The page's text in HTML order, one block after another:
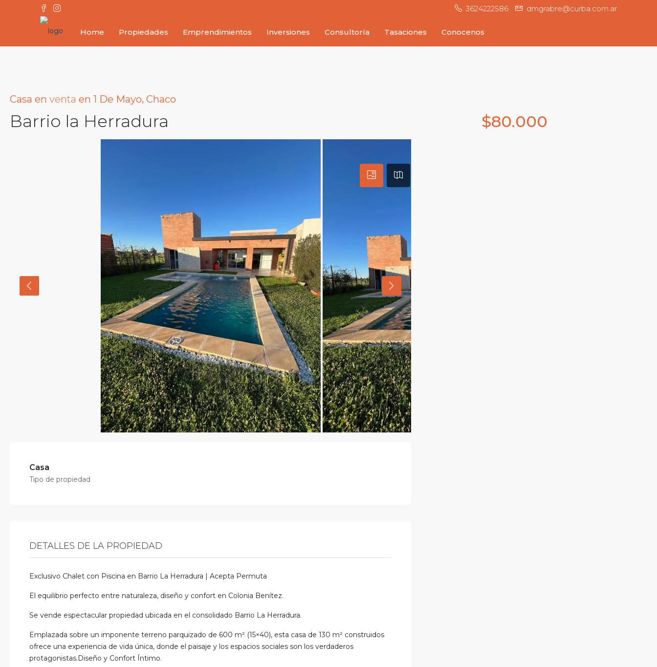
3624222586 dmgrabre@curba.com.ar
Home Propiedades Emprendimientos Inversiones Consultoría Tasaciones Conocenos
Casa en venta en 1 De Mayo, Chaco
Barrio la Herradura $80.000
Casa
Tipo de propiedad
DETALLES DE LA PROPIEDAD
Exclusivo Chalet con Piscina en Barrio La Herradura | Acepta Permuta
El equilibrio perfecto entre naturaleza, diseño y confort en Colonia Benítez.
Se vende espectacular propiedad ubicada en el consolidado Barrio La Herradura.
Emplazada sobre un imponente terreno parquizado de 600 m² (15×40), esta casa de 130 m² construidos
ofrece una experiencia de vida única, donde el paisaje y los espacios sociales son los verdaderos
protagonistas.Diseño y Confort Íntimo.